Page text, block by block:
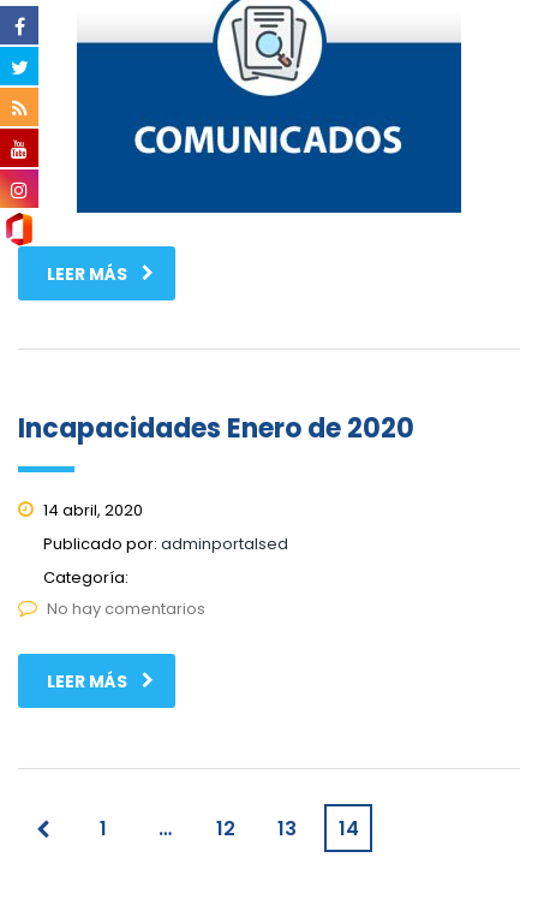
LEER MÁS
Incapacidades Enero de 2020
14 abril, 2020
Publicado por: adminportalsed
Categoría:
No hay comentarios
LEER MÁS
1 … 12 13 14